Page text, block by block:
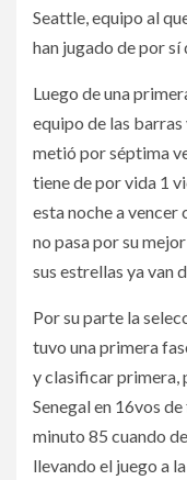
Seattle, equipo al
han jugado de por
Luego de una
equipo de las barras
metió por séptima
tiene de por vida 1
esta noche a vencer
no pasa por su
sus estrellas ya van
Por su parte la
tuvo una primera
y clasificar primera,
Senegal en 16vos
minuto 85 cuando
llevando el juego a